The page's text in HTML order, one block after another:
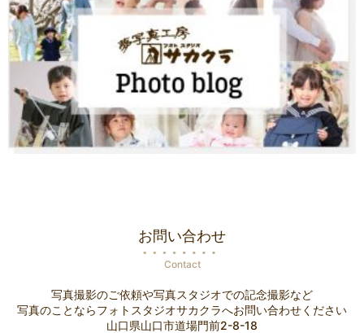
お問い合わせ
Contact
写真撮影のご依頼や写真スタジオでの記念撮影など
写真のことならフォトスタジオサカクラへお問い合わせください
山口県山口市道場門前2-8-18